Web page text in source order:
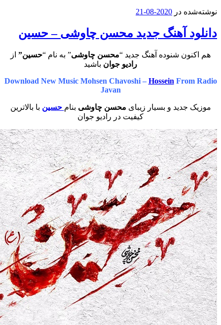
در 2020-08-21
آهنگ جدید محسن چاوشی – حسین
شنوده آهنگ جدید “محسن چاوشی” به نام “حسین” از
رادیو جوان باشید
Download New Music Mohsen Chavoshi –Hossein
و بسیار زیبایمحسن چاوشیبنامحسینبا بالاترین
کیفیت در رادیو جوان